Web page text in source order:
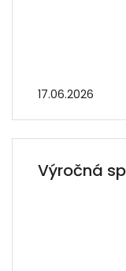
17.06.2026
Výročná